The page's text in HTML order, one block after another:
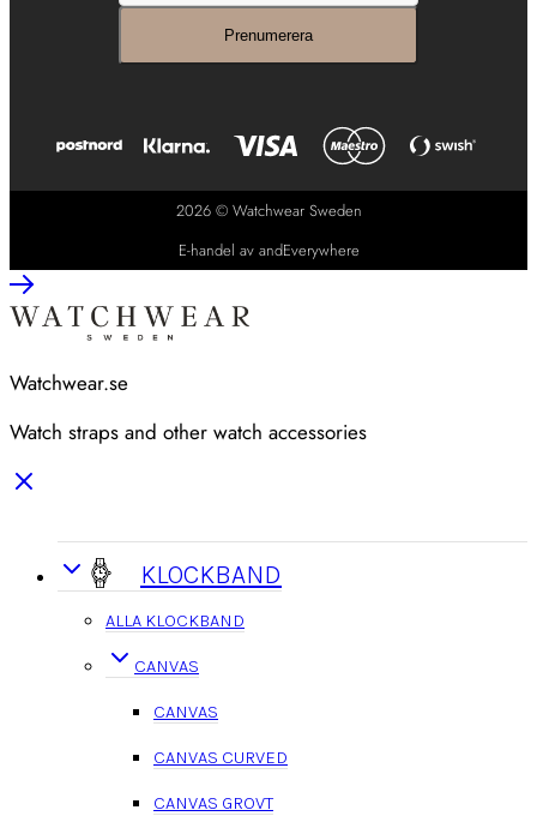
2026 © Watchwear Sweden
E-handel av andEverywhere
Watchwear.se
Watch straps and other watch accessories
KLOCKBAND
ALLA KLOCKBAND
CANVAS
CANVAS
CANVAS CURVED
CANVAS GROVT